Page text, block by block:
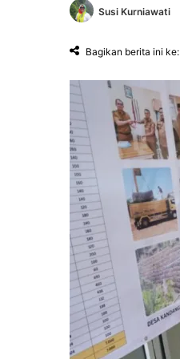
Susi Kurniawati
Bagikan berita ini ke: